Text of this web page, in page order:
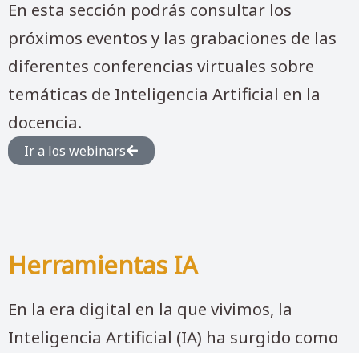
En esta sección podrás consultar los
próximos eventos y las grabaciones de las
diferentes conferencias virtuales sobre
temáticas de Inteligencia Artificial en la
docencia.
Ir a los webinars
Herramientas IA
En la era digital en la que vivimos, la
Inteligencia Artificial (IA) ha surgido como